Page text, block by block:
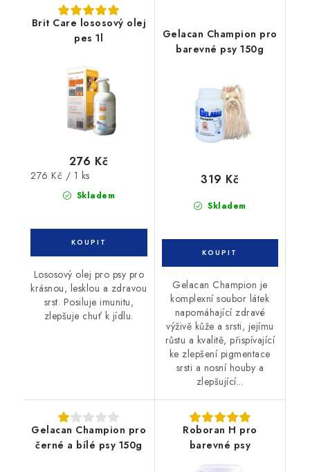
Brit Care lososový olej
pes 1l
Skladem
276 Kč
Měrná
276 Kč / 1 ks
Lososový olej pro psy pro
krásnou, lesklou a zdravou
srst. Posiluje imunitu,
zlepšuje chuť k jídlu.
Gelacan Champion pro
barevné psy 150g
Skladem
319 Kč
Gelacan Champion je
komplexní soubor látek
napomáhající zdravé
výživě kůže a srsti, jejímu
růstu a kvalitě, přispívající
ke zlepšení pigmentace
srsti a nosní houby a
zlepšující...
Gelacan Champion pro
černé a bílé psy 150g
Roboran H pro
barevné psy